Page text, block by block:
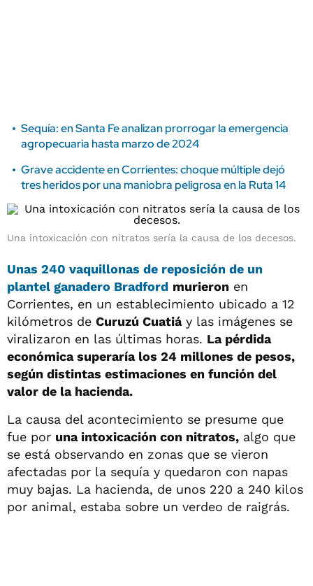
Sequía: en Santa Fe analizan prorrogar la emergencia
agropecuaria hasta marzo de 2024
Grave accidente en Corrientes: choque múltiple dejó
tres heridos por una maniobra peligrosa en la Ruta 14
Una intoxicación con nitratos sería la causa de los decesos.
Unas 240 vaquillonas de reposición de un
plantel ganadero Bradford murieron en
Corrientes, en un establecimiento ubicado a 12
kilómetros de Curuzú Cuatiáy las imágenes se
viralizaron en las últimas horas. La pérdida
económica superaría los 24 millones de pesos,
según distintas estimaciones en función del
valor de la hacienda.
La causa del acontecimiento se presume que
fue por una intoxicación con nitratos, algo que
se está observando en zonas que se vieron
afectadas por la sequía y quedaron con napas
muy bajas. La hacienda, de unos 220 a 240 kilos
por animal, estaba sobre un verdeo de raigrás.